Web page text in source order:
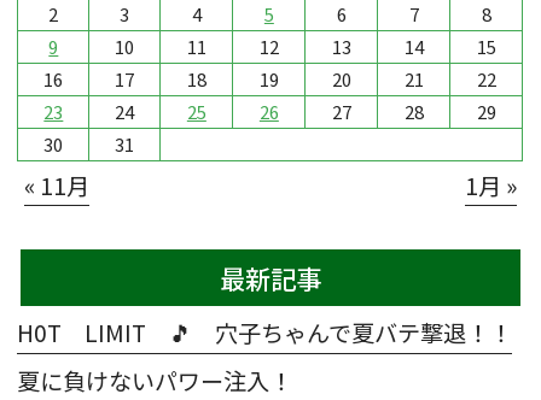
2
3 4 5 6 7
8
9
10 11 12 13 14
15
16
17 18 19 20 21
22
23
24 25 26 27 28
29
30
31
« 11月 1月 »
最新記事
H0T LIMIT 🎵 穴子ちゃんで夏バテ撃退！！
夏に負けないパワー注入！